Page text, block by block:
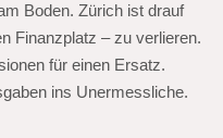
Boden. Zürich ist drauf
Finanzplatz – zu verlieren.
für einen Ersatz.
ins Unermessliche.